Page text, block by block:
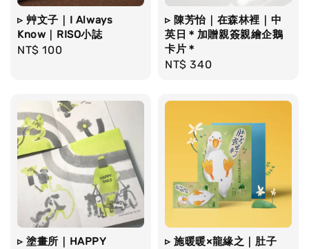
▹ 艸文子｜I Always
Know｜RISO小誌
Regular
NT$ 100
▹ 陳芳怡｜在森林裡｜中
英日＊加贈親簽親繪企鵝
卡片＊
Regular
NT$ 340
▹ 塗畫所｜HAPPY
▹ 施暖暖×龍緣之｜肚子